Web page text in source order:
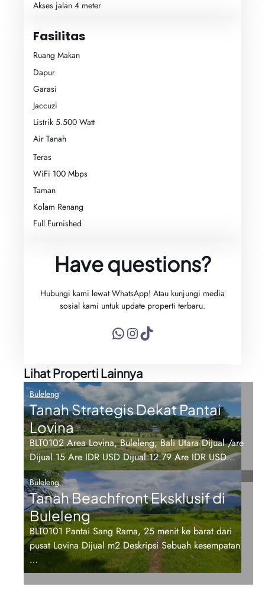
Akses jalan 4 meter
Fasilitas
Ruang Makan
Dapur
Garasi
Jaccuzi
Listrik 5.500 Watt
Air Tanah
Teras
WiFi 100 Mbps
Taman
Kolam Renang
Full Furnished
Have questions?
Hubungi kami lewat WhatsApp! Atau kunjungi media
sosial kami untuk update properti terbaru.
WhatsApp Instagram TikTok
Lihat Properti Lainnya
Buleleng
Tanah Strategis Dekat Pantai
Lovina
BLT0102 Area Lovina, Buleleng, Bali Utara Dijual /are
Dijual 15 Are IDR USD Dijual 12.79 Are IDR USD…
Buleleng
Tanah Beachfront Eksklusif di
Buleleng
BLT0101 Pantai Sang Rama, 25 menit ke barat dari
pusat Lovina Dijual m2 Deskripsi Sebuah kesempatan
…